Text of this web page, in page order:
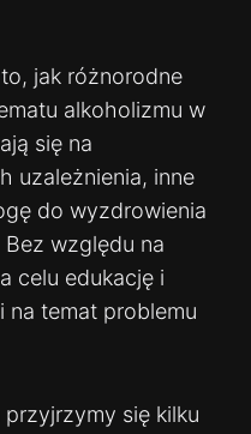
jak różnorodne
alkoholizmu w
się na
uzależnienia, inne
do wyzdrowienia
względu na
celu edukację i
na temat problemu
się kilku